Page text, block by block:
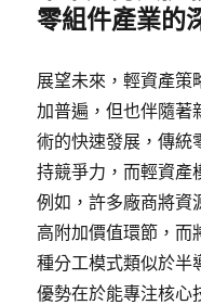
零組件產業的
展望未來，輕資產策
加普遍，但也伴隨著
術的快速發展，傳統
持競爭力，而輕資產
例如，許多廠商將資
高附加價值環節，而
種分工模式類似於半
優勢在於能專注核心